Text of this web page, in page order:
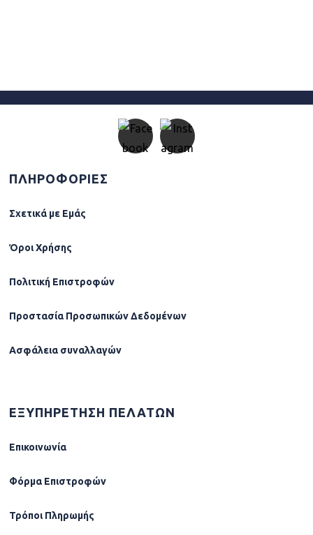
ΠΛΗΡΟΦΟΡΙΕΣ
Σχετικά µε Εµάς
Όροι Χρήσης
Πολιτική Επιστροφών
Προστασία Προσωπικών Δεδομένων
Ασφάλεια συναλλαγών
ΕΞΥΠΗΡΕΤΗΣΗ ΠΕΛΑΤΩΝ
Επικοινωνία
Φόρµα Επιστροφών
Τρόποι Πληρωμής